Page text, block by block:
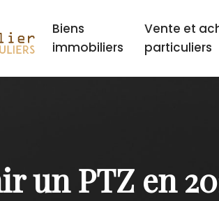
Biens
immobiliers
Vente et
particuliers
un PTZ en